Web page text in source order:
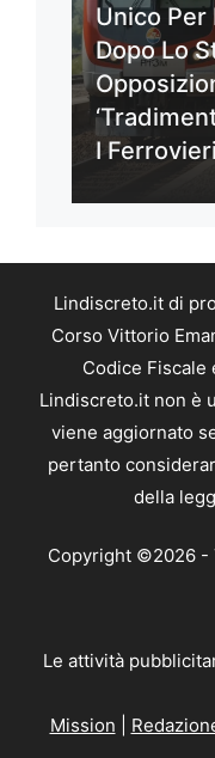
Unico
Dopo Lo
I
Lindiscreto.it di
Corso Vittorio
Codice Fiscale
Lindiscreto.it non è
viene aggiornato
pertanto
della
Copyright ©2026 -
Le attività
Mission